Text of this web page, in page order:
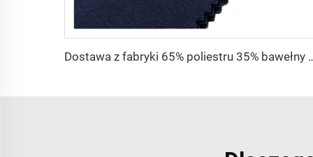
Dostawa z fabryki 65% poliestru 35% bawełny na